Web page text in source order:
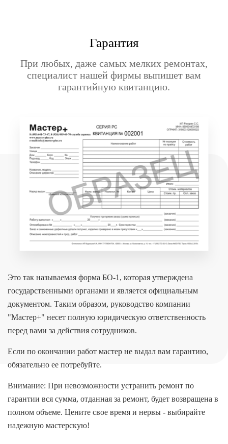
Гарантия
При любых, даже самых мелких ремонтах,
специалист нашей фирмы выпишет вам
гарантийную квитанцию.
Это так называемая форма БО-1, которая утверждена
государственными органами и является официальным
документом. Таким образом, руководство компании
"Мастер+" несет полную юридическую ответственность
перед вами за действия сотрудников.
Если по окончании работ мастер не выдал вам гарантию,
обязательно ее потребуйте.
Внимание: При невозможности устранить ремонт по
гарантии вся сумма, отданная за ремонт, будет возвращена в
полном объеме. Цените свое время и нервы - выбирайте
надежную мастерскую!